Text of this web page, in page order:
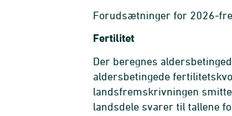
Forudsætninger for 2026-
Fertilitet
Der beregnes
aldersbetingede
landsfremskrivningen
landsdele svarer til tallene